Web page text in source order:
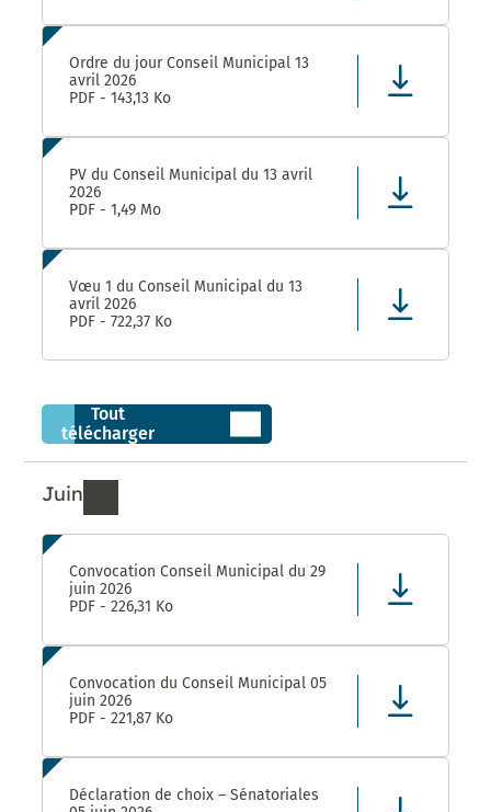
Ordre du jour Conseil Municipal 13
avril 2026
PDF - 143,13 Ko
PV du Conseil Municipal du 13 avril
2026
PDF - 1,49 Mo
Vœu 1 du Conseil Municipal du 13
avril 2026
PDF - 722,37 Ko
Tout
télécharger
Juin
Ressources de Juin 2026
Convocation Conseil Municipal du 29
juin 2026
PDF - 226,31 Ko
Convocation du Conseil Municipal 05
juin 2026
PDF - 221,87 Ko
Déclaration de choix – Sénatoriales